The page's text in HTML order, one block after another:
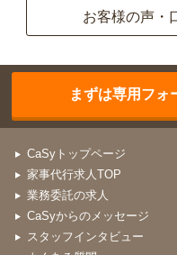
お客様の声・
まずは専用フォ
CaSyトップページ
家事代行求人TOP
業務委託の求人
CaSyからのメッセージ
スタッフインタビュー